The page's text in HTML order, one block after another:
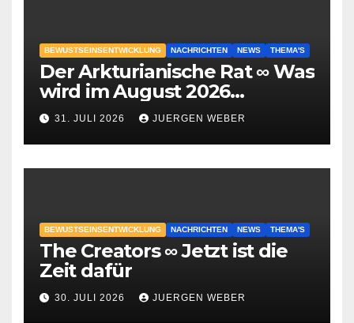
BEWUSTSEINSENTWICKLUNG NACHRICHTEN NEWS THEMA'S
Der Arkturianische Rat ∞ Was
wird im August 2026
geschehen?
31. JULI 2026 JUERGEN WEBER
BEWUSTSEINSENTWICKLUNG NACHRICHTEN NEWS THEMA'S
The Creators ∞ Jetzt ist die
Zeit dafür
30. JULI 2026 JUERGEN WEBER